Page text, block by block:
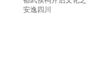
安逸四川